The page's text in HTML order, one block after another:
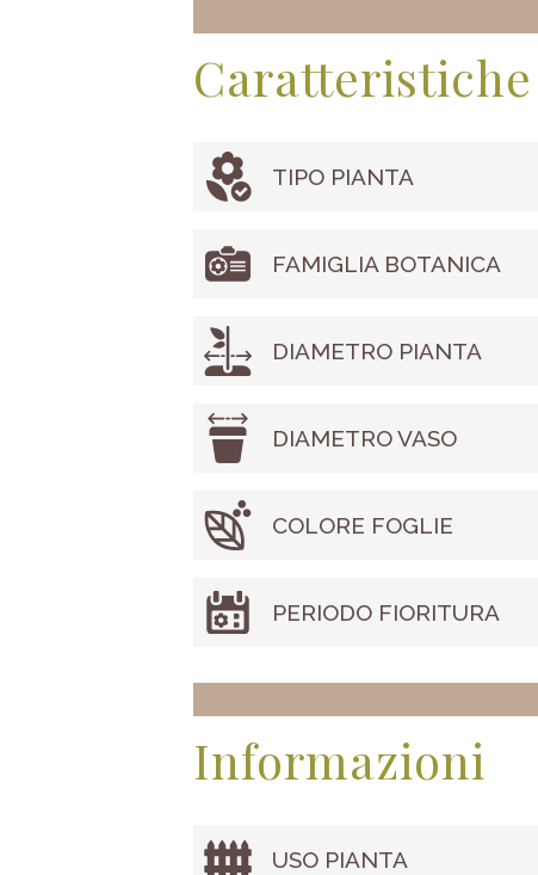
Caratteristiche
TIPO PIANTA
FAMIGLIA BOTANICA
DIAMETRO PIANTA
DIAMETRO VASO
COLORE FOGLIE
PERIODO FIORITURA
Informazioni
USO PIANTA